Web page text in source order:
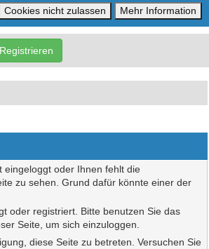
Registrieren
eingeloggt oder Ihnen fehlt die
zu sehen. Grund dafür könnte einer der
oder registriert. Bitte benutzen Sie das
Seite, um sich einzuloggen.
diese Seite zu betreten. Versuchen Sie